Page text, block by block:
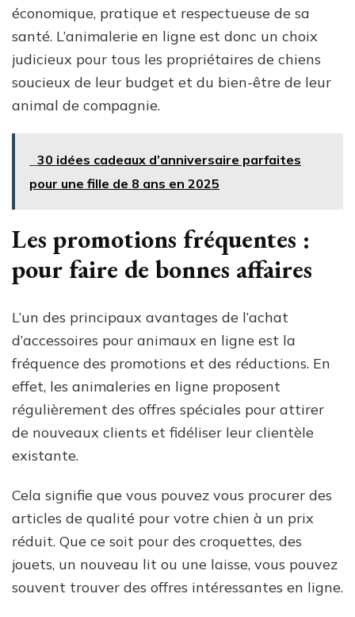
économique, pratique et respectueuse de sa
santé. L’animalerie en ligne est donc un choix
judicieux pour tous les propriétaires de chiens
soucieux de leur budget et du bien-être de leur
animal de compagnie.
30 idées cadeaux d’anniversaire parfaites
pour une fille de 8 ans en 2025
Les promotions fréquentes :
pour faire de bonnes affaires
L’un des principaux avantages de l’achat
d’accessoires pour animaux en ligne est la
fréquence des promotions et des réductions. En
effet, les animaleries en ligne proposent
régulièrement des offres spéciales pour attirer
de nouveaux clients et fidéliser leur clientèle
existante.
Cela signifie que vous pouvez vous procurer des
articles de qualité pour votre chien à un prix
réduit. Que ce soit pour des croquettes, des
jouets, un nouveau lit ou une laisse, vous pouvez
souvent trouver des offres intéressantes en ligne.